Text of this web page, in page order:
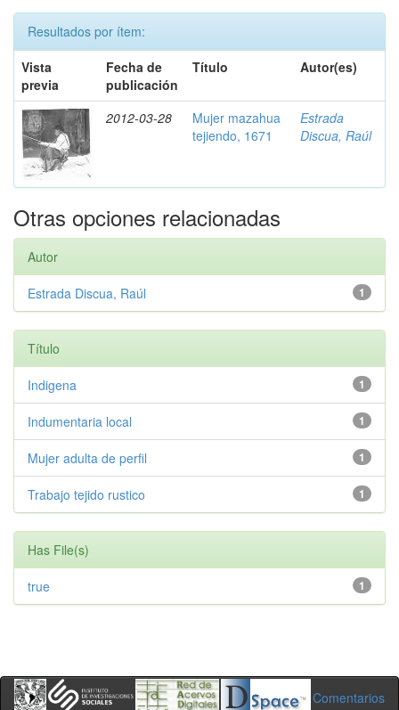
Resultados por ítem:
Vista
previa
Fecha de
publicación
Título Autor(es)
2012-03-28
Mujer mazahua
tejiendo, 1671
Estrada
Discua, Raúl
Otras opciones relacionadas
Autor
1
Estrada Discua, Raúl
Título
1
Indigena
1
Indumentaria local
1
Mujer adulta de perfil
1
Trabajo tejido rustico
Has File(s)
1
true
Comentarios